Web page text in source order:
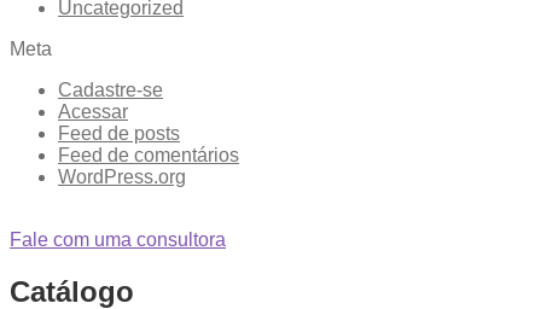
Uncategorized
Meta
Cadastre-se
Acessar
Feed de posts
Feed de comentários
WordPress.org
Fale com uma consultora
Catálogo